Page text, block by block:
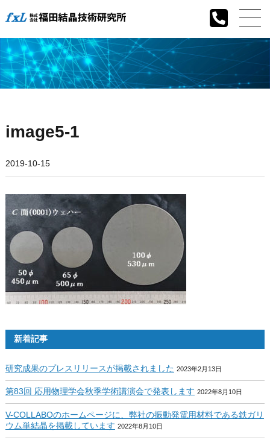
image5-1
2019-10-15
新着記事
研究成果のプレスリリースが掲載されました 2023年2月13日
第83回 応用物理学会秋季学術講演会で発表します 2022年8月10日
V-COLLABOのホームページに、弊社の振動発電用材料である鉄ガリ
ウム単結晶を掲載しています 2022年8月10日